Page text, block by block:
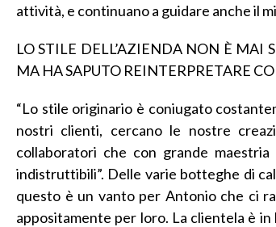
attività, e continuano a guidare anche il
LO STILE DELL’AZIENDA NON È MAI
MA HA SAPUTO REINTERPRETARE
“Lo stile originario è coniugato
nostri clienti, cercano le nostre
collaboratori che con grande
indistruttibili”. Delle varie botteghe di
questo è un vanto per Antonio che ci
appositamente per loro. La clientela è